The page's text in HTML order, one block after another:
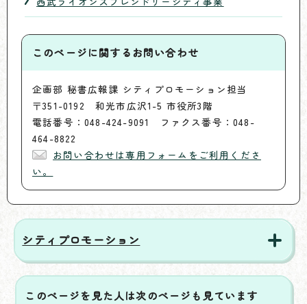
このページに関するお問い合わせ
企画部 秘書広報課 シティプロモーション担当
〒351-0192 和光市広沢1-5 市役所3階
電話番号：048-424-9091 ファクス番号：048-
464-8822
お問い合わせは専用フォームをご利用くださ
い。
シティプロモーション
このページを見た人は次のページも見ています